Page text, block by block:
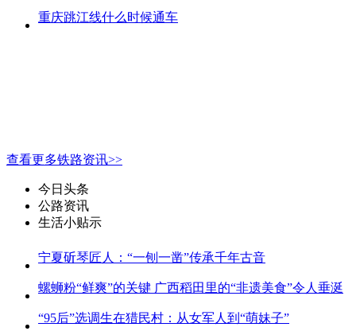
重庆跳江线什么时候通车
查看更多铁路资讯>>
今日头条
公路资讯
生活小贴示
宁夏斫琴匠人：“一刨一凿”传承千年古音
螺蛳粉“鲜爽”的关键 广西稻田里的“非遗美食”令人垂涎
“95后”选调生在猎民村：从女军人到“萌妹子”